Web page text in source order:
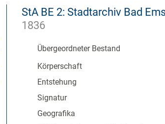
StA BE 2: Stadtarchiv Bad
1836
Übergeordneter Bestand
Körperschaft
Entstehung
Signatur
Geografika